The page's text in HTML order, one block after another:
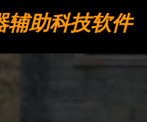
辅助科技软件